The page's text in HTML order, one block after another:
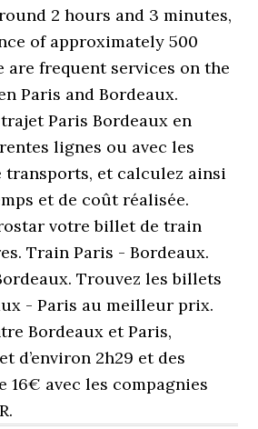
2 hours and 3 minutes,
of approximately 500
are frequent services on the
Paris and Bordeaux.
Paris Bordeaux en
lignes ou avec les
transports, et calculez ainsi
et de coût réalisée.
votre billet de train
Train Paris - Bordeaux.
Trouvez les billets
- Paris au meilleur prix.
Bordeaux et Paris,
d’environ 2h29 et des
avec les compagnies